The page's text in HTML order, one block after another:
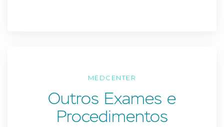
MEDCENTER
Outros Exames e
Procedimentos